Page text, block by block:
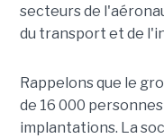
secteurs de
du transport et de
Rappelons que le
de 16 000
implantations. La